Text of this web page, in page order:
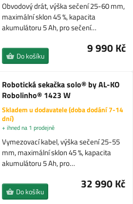
Obvodový drát, výška sečení 25-60 mm,
maximální sklon 45 %, kapacita
akumulátoru 5 Ah, pro sečení…
9 990 Kč
Do košíku
Robotická sekačka solo® by AL-KO
Robolinho® 1423 W
Skladem u dodavatele (doba dodání 7-14
dní)
+ ihned na 1 prodejně
Vymezovací kabel, výška sečení 25-55
mm, maximální sklon 45 %, kapacita
akumulátoru 5 Ah, pro…
32 990 Kč
Do košíku